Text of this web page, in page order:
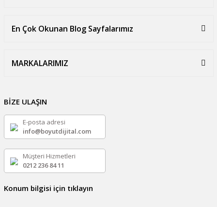
En Çok Okunan Blog Sayfalarımız
MARKALARIMIZ
BİZE ULAŞIN
E-posta adresi
info@boyutdijital.com
Müşteri Hizmetleri
0212 236 84 11
Konum bilgisi için tıklayın